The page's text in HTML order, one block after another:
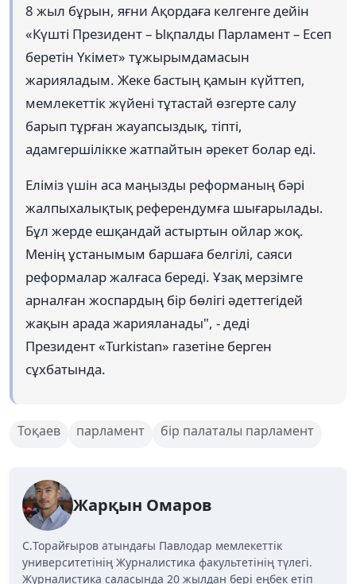
8 жыл бұрын, яғни Ақордаға келгенге дейін
«Күшті Президент – Ықпалды Парламент – Есеп
беретін Үкімет» тұжырымдамасын
жарияладым. Жеке бастың қамын күйттеп,
мемлекеттік жүйені тұтастай өзгерте салу
барып тұрған жауапсыздық, тіпті,
адамгершілікке жатпайтын әрекет болар еді.
Еліміз үшін аса маңызды реформаның бәрі
жалпыхалықтық референдумға шығарылады.
Бұл жерде ешқандай астыртын ойлар жоқ.
Менің ұстанымым баршаға белгілі, саяси
реформалар жалғаса береді. Ұзақ мерзімге
арналған жоспардың бір бөлігі әдеттегідей
жақын арада жарияланады", - деді
Президент «Turkistan» газетіне берген
сұхбатында.
Тоқаев парламент бір палаталы парламент
Жарқын Омаров
C.Торайғыров атындағы Павлодар мемлекеттік
университетінің Журналистика факультетінің түлегі.
Журналистика саласында 20 жылдан бері еңбек етіп